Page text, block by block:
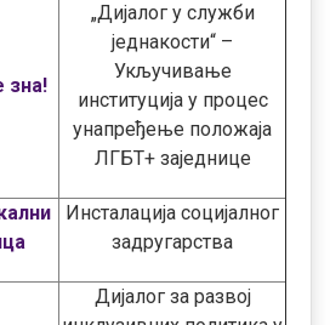
зна!
„Дијалог у служби
једнакости“ –
Укључивање
институција у процес
унапређење положаја
ЛГБТ+ заједнице
Инсталација социјалног
задругарства
Дијалог за развој